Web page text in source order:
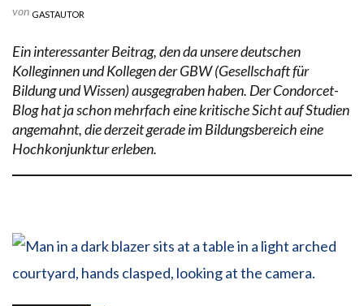
von GASTAUTOR
Ein interessanter Beitrag, den da unsere deutschen
Kolleginnen und Kollegen der GBW (Gesellschaft für
Bildung und Wissen) ausgegraben haben. Der Condorcet-
Blog hat ja schon mehrfach eine kritische Sicht auf Studien
angemahnt, die derzeit gerade im Bildungsbereich eine
Hochkonjunktur erleben.